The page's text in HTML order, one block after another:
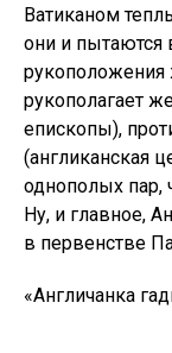
Ватиканом
они и пытаются
рукополагает
епископы),
(англиканская
однополых пар,
Ну, и главное,
в первенстве
«Англичанка